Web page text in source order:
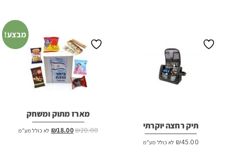
תיק רחצה יוקרתי
₪45.00 לא כולל מע"מ
מבצע!
מארז מתוק ומשחק
₪20.00
המחיר₪18.00 המחיר
לא כולל מע"מ